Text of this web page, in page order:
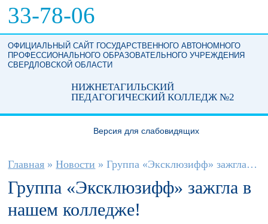
33-78-06
ОФИЦИАЛЬНЫЙ САЙТ ГОСУДАРСТВЕННОГО АВТОНОМНОГО
ПРОФЕССИОНАЛЬНОГО ОБРАЗОВАТЕЛЬНОГО УЧРЕЖДЕНИЯ
СВЕРДЛОВСКОЙ ОБЛАСТИ
НИЖНЕТАГИЛЬСКИЙ
ПЕДАГОГИЧЕСКИЙ КОЛЛЕДЖ №2
Версия для слабовидящих
Вы здесь
Главная » Новости » Группа «Эксклюзифф» зажгла в нашем...
Группа «Эксклюзифф» зажгла в
нашем колледже!